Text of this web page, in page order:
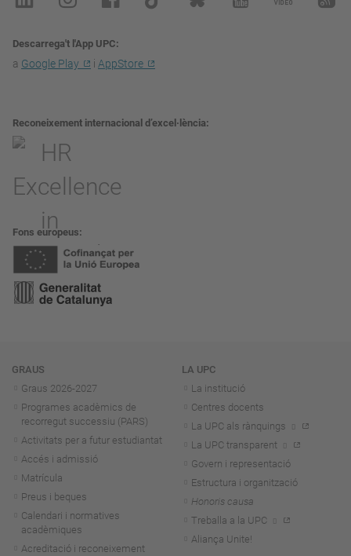
Descarrega't l'App UPC
a Google Play i AppStore
Reconeixement internacional d’excel·lència
Fons europeus
Navegació
GRAUS
Graus 2026-2027
Programes acadèmics de
recorregut successiu (PARS)
Activitats per a futur estudiantat
Accés i admissió
Matrícula
Preus i beques
Calendari i normatives
acadèmiques
Acreditació i reconeixement
LA UPC
La institució
Centres docents
La UPC als rànquings
La UPC transparent
Govern i representació
Estructura i organització
Honoris causa
Treballa a la UPC
Aliança Unite!